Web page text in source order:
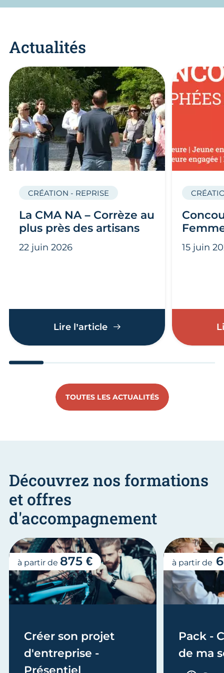
Actualités
La CMA NA – Corrèze au
plus près des artisans
CRÉATION - REPRISE
22 juin 2026
Lire l’articleLa CMA NA – Corrèze
15 juin
TOUTES LES ACTUALITÉS
Découvrez nos formations
et offres
d'accompagnement
Créer son projet
d'entreprise -
Présentiel
à partir de 875 €
Pack -
de ma
à partir de